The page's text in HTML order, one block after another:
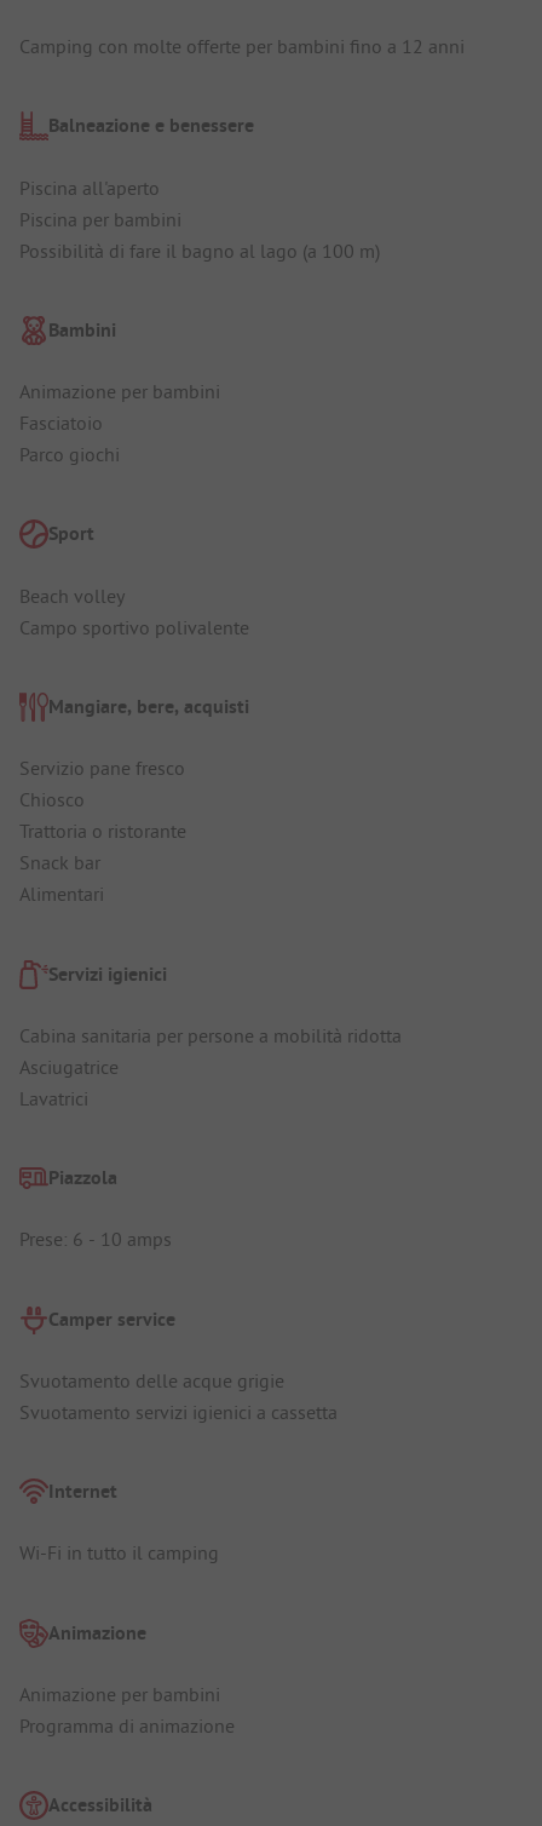
Camping con molte offerte per bambini fino a 12 anni
Balneazione e benessere
Piscina all'aperto
Piscina per bambini
Possibilità di fare il bagno al lago (a 100 m)
Bambini
Animazione per bambini
Fasciatoio
Parco giochi
Sport
Beach volley
Campo sportivo polivalente
Mangiare, bere, acquisti
Servizio pane fresco
Chiosco
Trattoria o ristorante
Snack bar
Alimentari
Servizi igienici
Cabina sanitaria per persone a mobilità ridotta
Asciugatrice
Lavatrici
Piazzola
Prese: 6 - 10 amps
Camper service
Svuotamento delle acque grigie
Svuotamento servizi igienici a cassetta
Internet
Wi-Fi in tutto il camping
Animazione
Animazione per bambini
Programma di animazione
Accessibilità